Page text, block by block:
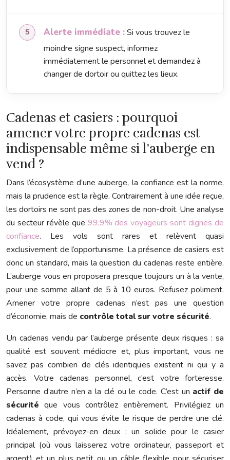
Alerte immédiate :Si vous trouvez le
moindre signe suspect, informez
immédiatement le personnel et demandez à
changer de dortoir ou quittez les lieux.
Cadenas et casiers : pourquoi
amener votre propre cadenas est
indispensable même si l’auberge en
vend ?
Dans l’écosystème d’une auberge, la confiance est la norme,
mais la prudence est la règle. Contrairement à une idée reçue,
les dortoirs ne sont pas des zones de non-droit. Une analyse
du secteur révèle que 99,9% des voyageurs sont dignes de
confiance. Les vols sont rares et relèvent quasi
exclusivement de l’opportunisme. La présence de casiers est
donc un standard, mais la question du cadenas reste entière.
L’auberge vous en proposera presque toujours un à la vente,
pour une somme allant de 5 à 10 euros. Refusez poliment.
Amener votre propre cadenas n’est pas une question
d’économie, mais de contrôle total sur votre sécurité.
Un cadenas vendu par l’auberge présente deux risques : sa
qualité est souvent médiocre et, plus important, vous ne
savez pas combien de clés identiques existent ni qui y a
accès. Votre cadenas personnel, c’est votre forteresse.
Personne d’autre n’en a la clé ou le code. C’est un actif de
sécurité que vous contrôlez entièrement. Privilégiez un
cadenas à code, qui vous évite le risque de perdre une clé.
Idéalement, prévoyez-en deux : un solide pour le casier
principal (où vous laisserez votre ordinateur, passeport et